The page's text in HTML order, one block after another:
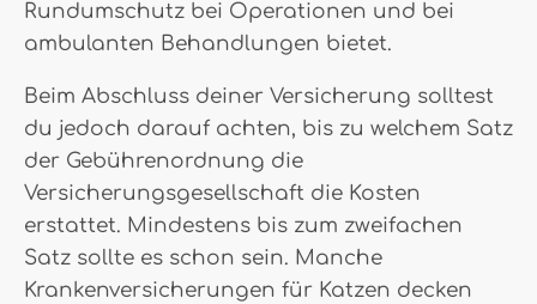
Rundumschutz bei Operationen und bei
ambulanten Behandlungen bietet.
Beim Abschluss deiner Versicherung solltest
du jedoch darauf achten, bis zu welchem Satz
der Gebührenordnung die
Versicherungsgesellschaft die Kosten
erstattet. Mindestens bis zum zweifachen
Satz sollte es schon sein. Manche
Krankenversicherungen für Katzen decken